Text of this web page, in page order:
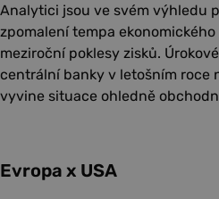
Analytici jsou ve svém výhledu
zpomalení tempa
meziroční poklesy zisků.
centrální banky v letošním roce
vyvine situace ohledně
Evropa x USA